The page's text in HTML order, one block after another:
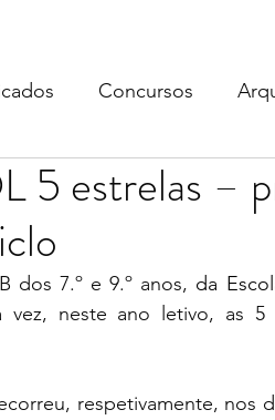
Concursos
ebpol ubuntu
5 estrelas –
dos 7.º e 9.º anos,
da
vez, neste ano letivo, as